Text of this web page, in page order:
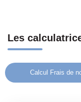
Les
Calcul Frais de